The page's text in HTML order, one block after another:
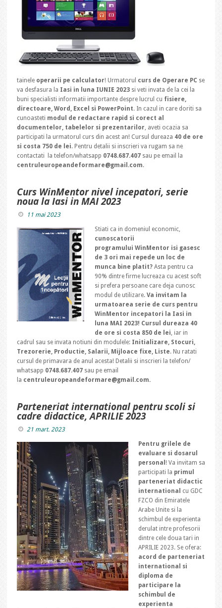
tainele operarii pe calculator! Urmatorul curs de Operare PC se
va desfasura la Iasi in luna IUNIE 2023 si veti invata de la cei la
buni specialisti informatii importante despre lucrul cu fisiere,
directoare, Word, Excel si PowerPoint. In cazul in care doriti sa
cunoasteti modul de redactare rapid si corect al
documentelor, tabelelor si prezentarilor, aveti ocazia sa
participati la urmatorul curs din acest an! Cursul dureaza 40 de ore
si costa 750 de lei. Pentru detalii si inscrieri va rugam sa ne
contactati la telefon/whatsapp 0748.687.407 sau pe email la
centruleuropeandeformare@gmail.com.
Curs WinMentor nivel incepatori, serie
noua la Iasi in MAI 2023
11 mai 2023
Stiati ca in domeniul economic,
cunoscatorii
programului WinMentor isi gasesc
de 3 ori mai repede un loc de
munca bine platit? Asta pentru ca
90% dintre firme lucreaza cu acest soft
si prefera persoane care deja cunosc
modul de utilizare. Va invitam la
urmatoarea serie de curs pentru
WinMentor incepatori la Iasi in
luna MAI 2023! Cursul dureaza 40
de ore si costa 850 de lei, iar in
cadrul sau se invata notiuni din modulele: Initializare, Stocuri,
Trezorerie, Productie, Salarii, Mijloace fixe, Liste. Nu ratati
cursul de primavara de anul acesta! Detalii si inscrieri la telefon/
whatsapp 0748.687.407 sau pe email
la centruleuropeandeformare@gmail.com.
Parteneriat international pentru scoli si
cadre didactice, APRILIE 2023
21 mart. 2023
Pentru grilele de
evaluare si dosarul
personal ! Va invitam sa
participati la primul
parteneriat didactic
international
cu GDC
FZCO din Emiratele
Arabe Unite si la
schimbul de experienta
derulat intre profesorii
dintre cele doua tari in
APRILIE 2023. Se ofera:
acord de parteneriat
international si
diploma de
participare la
schimbul de
experienta